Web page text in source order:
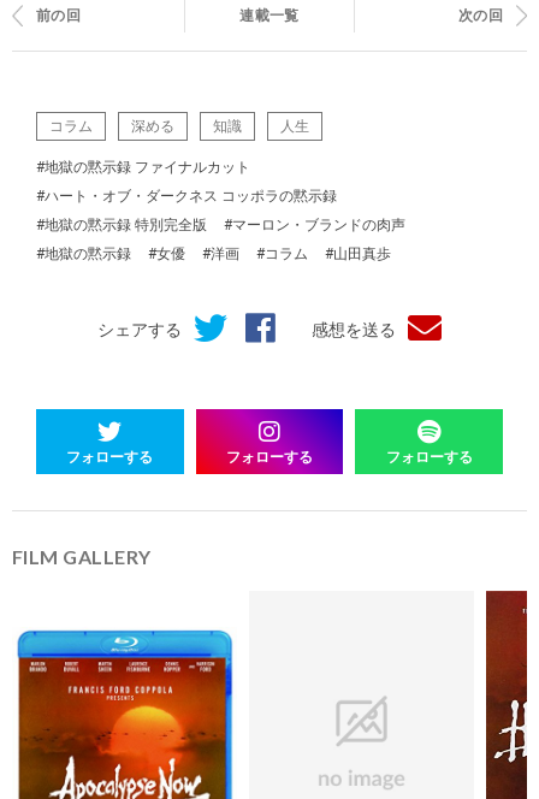
フォローする フォローする フォローする
前の回 連載一覧 次の回
コラム 深める 知識 人生
#地獄の黙示録 ファイナルカット
#ハート・オブ・ダークネス コッポラの黙示録
#地獄の黙示録 特別完全版
#マーロン・ブランドの肉声
#地獄の黙示録
#女優 #洋画 #コラム #山田真歩
シェアする 感想を送る
FILM GALLERY